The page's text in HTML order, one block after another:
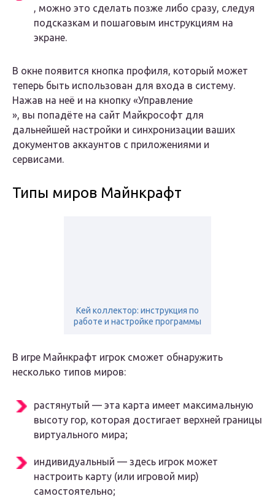
, можно это сделать позже либо сразу, следуя
подсказкам и пошаговым инструкциям на
экране.
В окне появится кнопка профиля, который может
теперь быть использован для входа в систему.
Нажав на неё и на кнопку «Управление
», вы попадёте на сайт Майкрософт для
дальнейшей настройки и синхронизации ваших
документов аккаунтов с приложениями и
сервисами.
Типы миров Майнкрафт
Кей коллектор: инструкция по
работе и настройке программы
В игре Майнкрафт игрок сможет обнаружить
несколько типов миров:
растянутый — эта карта имеет максимальную
высоту гор, которая достигает верхней границы
виртуального мира;
индивидуальный — здесь игрок может
настроить карту (или игровой мир)
самостоятельно;